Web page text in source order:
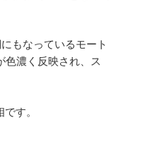
もなっているモート
色濃く反映され、ス
す。